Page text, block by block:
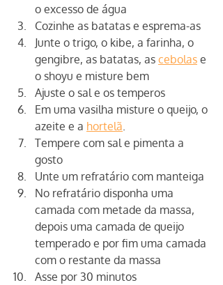
o excesso de água
Cozinhe as batatas e esprema-as
Junte o trigo, o kibe, a farinha, o
gengibre, as batatas, as cebolas e
o shoyu e misture bem
Ajuste o sal e os temperos
Em uma vasilha misture o queijo, o
azeite e a hortelã
Tempere com sal e pimenta a
gosto
Unte um refratário com manteiga
No refratário disponha uma
camada com metade da massa,
depois uma camada de queijo
temperado e por fim uma camada
com o restante da massa
Asse por 30 minutos